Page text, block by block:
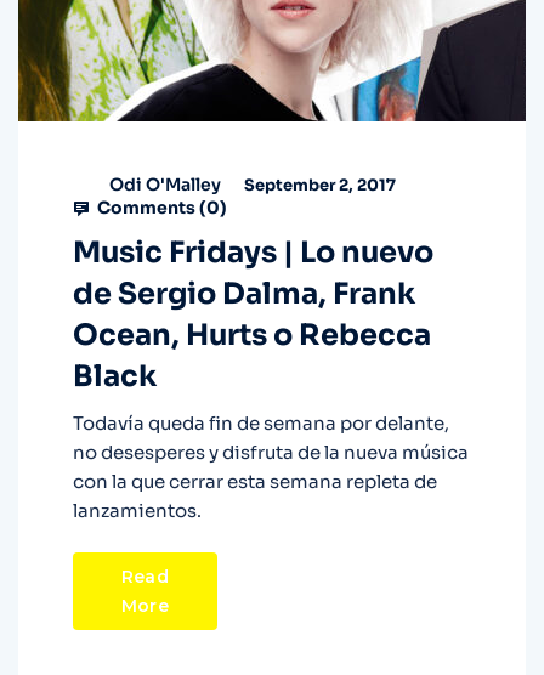
Odi O'Malley September 2, 2017
Comments (0)
Music Fridays | Lo nuevo
de Sergio Dalma, Frank
Ocean, Hurts o Rebecca
Black
Todavía queda fin de semana por delante,
no desesperes y disfruta de la nueva música
con la que cerrar esta semana repleta de
lanzamientos.
Read
More